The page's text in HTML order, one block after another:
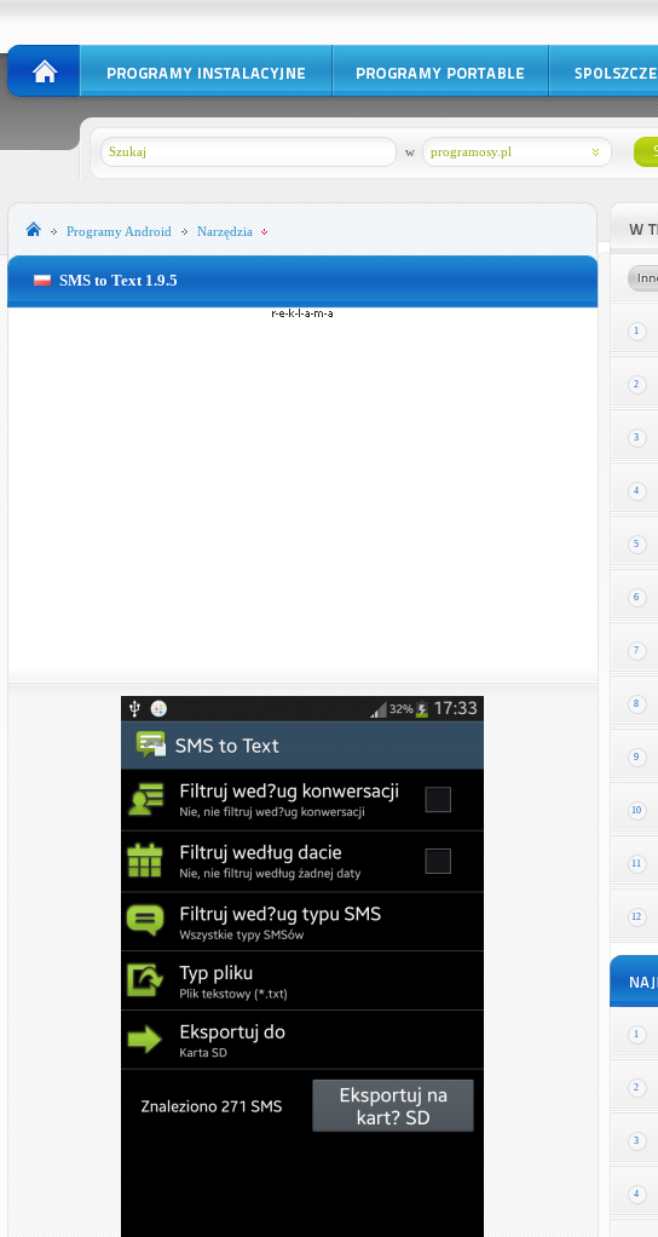
programosy.pl
w
ProgramyAndroid Narzędzia
SMS to Text 1.9.5
1
2
3
4
5
6
7
8
9
10
11
12
1
2
3
4